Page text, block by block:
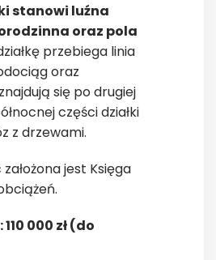
stanowi luźna
oraz pola
przebiega linia
oraz
się po drugiej
części działki
z drzewami.
jest Księga
000 zł (do